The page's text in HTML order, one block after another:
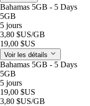
Bahamas 5GB - 5 Days
5GB
5 jours
3,80 $US/GB
19,00 $US
Voir les détails
Bahamas 5GB - 5 Days
5GB
5 jours
19,00 $US
3,80 $US/GB